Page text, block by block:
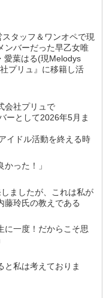
タッフ＆ワンオペで現
バーだった早乙女唯
愛葉はる(現Melodys
プリュ』に移籍し活
会社プリュで
ーとして2026年5月ま
イドル活動を終える時
かった！」
ましたが、これは私が
藤玲氏の教えである
に一度！だからこそ思
と私は考えておりま